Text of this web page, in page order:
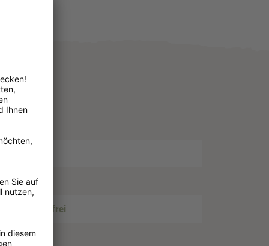
, Weizenfrei